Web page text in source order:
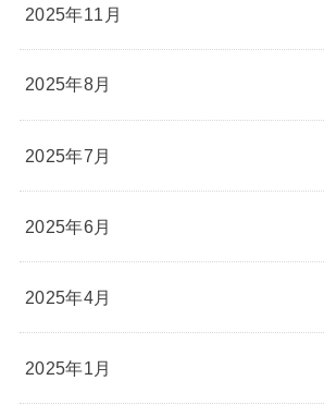
2025年11月
2025年8月
2025年7月
2025年6月
2025年4月
2025年1月